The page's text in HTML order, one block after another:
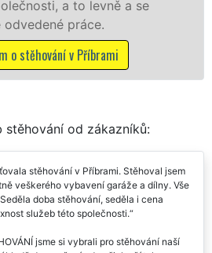
franchisové sítě EXTRA
Nabízíme stěhovací služby NON-
včetně víkendů a svátků bez
Mám zájem o stěhovací služby v
stěhování od zákazníků:
stěhování v Příbrami. Stěhoval jsem
veškerého vybavení garáže a dílny. Vše
doba stěhování, seděla i cena